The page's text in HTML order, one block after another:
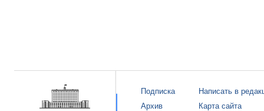
Подписка
Архив
Написать в
Карта сайта